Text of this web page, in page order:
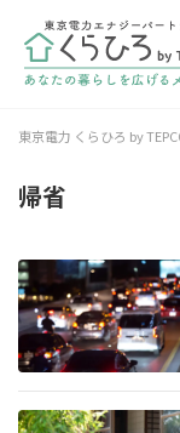
東京電力 くらひろ by
帰省